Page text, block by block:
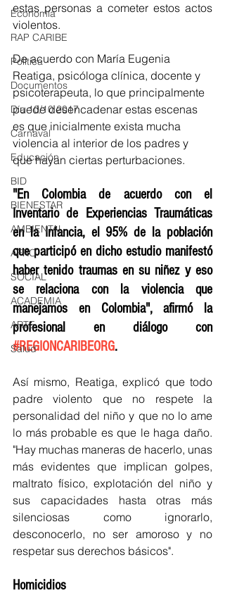
Economía
RAP CARIBE
Política
Documentos
Día 10/10 2017
Carnaval
Educación
BID
BIENESTAR
AMBIENTAL
AFRO
SOCIAL
ACADEMIA
ARTE
Salud
estas personas a cometer estos actos
violentos.
De acuerdo con María Eugenia
Reatiga, psicóloga clínica, docente y
psicoterapeuta, lo que principalmente
puede desencadenar estas escenas
es que inicialmente exista mucha
violencia al interior de los padres y
que hayan ciertas perturbaciones.
"En Colombia de acuerdo con el
Inventario de Experiencias Traumáticas
en la Infancia, el 95% de la población
que participó en dicho estudio manifestó
haber tenido traumas en su niñez y eso
se relaciona con la violencia que
manejamos en Colombia", afirmó la
profesional en diálogo con
#REGIONCARIBEORG.
Así mismo, Reatiga, explicó que todo
padre violento que no respete la
personalidad del niño y que no lo ame
lo más probable es que le haga daño.
"Hay muchas maneras de hacerlo, unas
más evidentes que implican golpes,
maltrato físico, explotación del niño y
sus capacidades hasta otras más
silenciosas como ignorarlo,
desconocerlo, no ser amoroso y no
respetar sus derechos básicos".
Homicidios